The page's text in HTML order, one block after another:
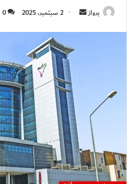
برواز
أرسل
إلكترونيا
2 سبتمبر، 2025 0